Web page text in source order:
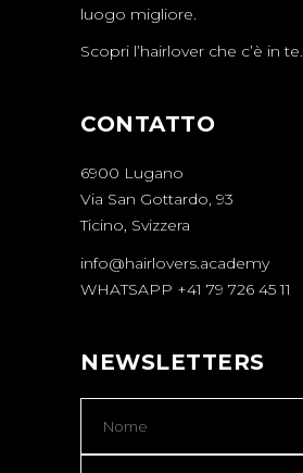
luogo migliore.
Scopri l’hairlover che c’è in te.
CONTATTO
6900 Lugano
Via San Gottardo, 93
Ticino, Svizzera
info@hairlovers.academy
WHATSAPP +41 79 726 45 11
NEWSLETTERS